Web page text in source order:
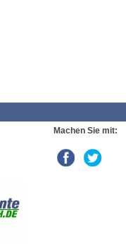
Machen Sie mit: